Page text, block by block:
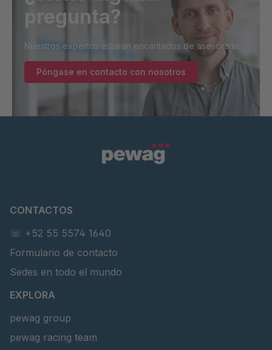
pregunta?
Nuestros expertos estarán encantados de asesorarle.
Póngase en contacto con nosotros
CONTACTOS
☏ +52 55 5574 1640
Formulario de contacto
Sedes en todo el mundo
EXPLORA
pewag group
pewag racing team